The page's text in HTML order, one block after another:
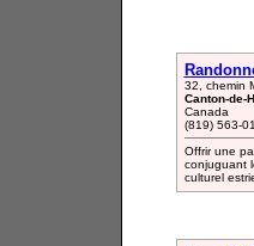
32, chemin
Canton-de-
Canada
(819) 563-
Offrir une
conjuguant
culturel